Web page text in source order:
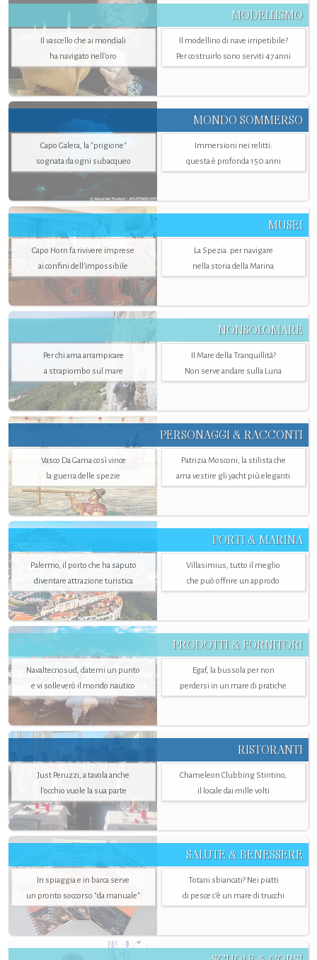
MODELLISMO
Il vascello che ai mondiali
ha navigato nell’oro
Il modellino di nave irripetibile?
Per costruirlo sono serviti 47 anni
MONDO SOMMERSO
Capo Galera, la "prigione"
sognata da ogni subacqueo
Immersioni nei relitti:
questa è profonda 150 anni
MUSEI
Capo Horn fa rivivere imprese
ai confini dell’impossibile
La Spezia. per navigare
nella storia della Marina
NONSOLOMARE
Per chi ama arrampicare
a strapiombo sul mare
Il Mare della Tranquillità?
Non serve andare sulla Luna
PERSONAGGI & RACCONTI
Vasco Da Gama così vince
la guerra delle spezie
Patrizia Mosconi, la stilista che
ama vestire gli yacht più eleganti
PORTI & MARINA
Palermo, il porto che ha saputo
diventare attrazione turistica
Villasimius, tutto il meglio
che può offrire un approdo
PRODOTTI & FORNITORI
Navaltecnosud, datemi un punto
e vi solleverò il mondo nautico
Egaf, la bussola per non
perdersi in un mare di pratiche
RISTORANTI
Just Peruzzi, a tavola anche
l’occhio vuole la sua parte
Chameleon Clubbing Stintino,
il locale dai mille volti
SALUTE & BENESSERE
In spiaggia e in barca serve
un pronto soccorso "da manuale"
Totani sbiancati? Nei piatti
di pesce c'è un mare di trucchi